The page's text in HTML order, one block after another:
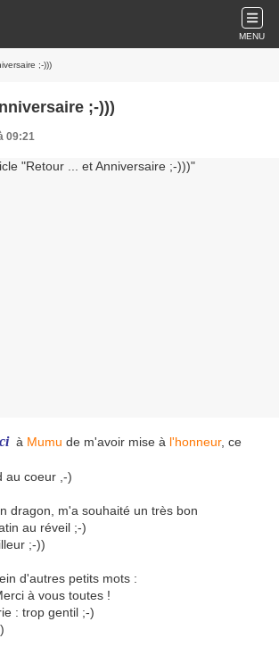
MENU
;-)))
;-)))
09:21
à Mumu de m'avoir mise à l'honneur, ce
au coeur ,-)
dragon, m'a souhaité un très bon
au réveil ;-)
;-))
d'autres petits mots :
à vous toutes !
: trop gentil ;-)